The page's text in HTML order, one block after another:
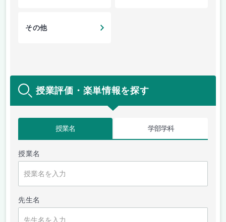
その他
授業評価・楽単情報を探す
授業名 学部学科
授業名
先生名